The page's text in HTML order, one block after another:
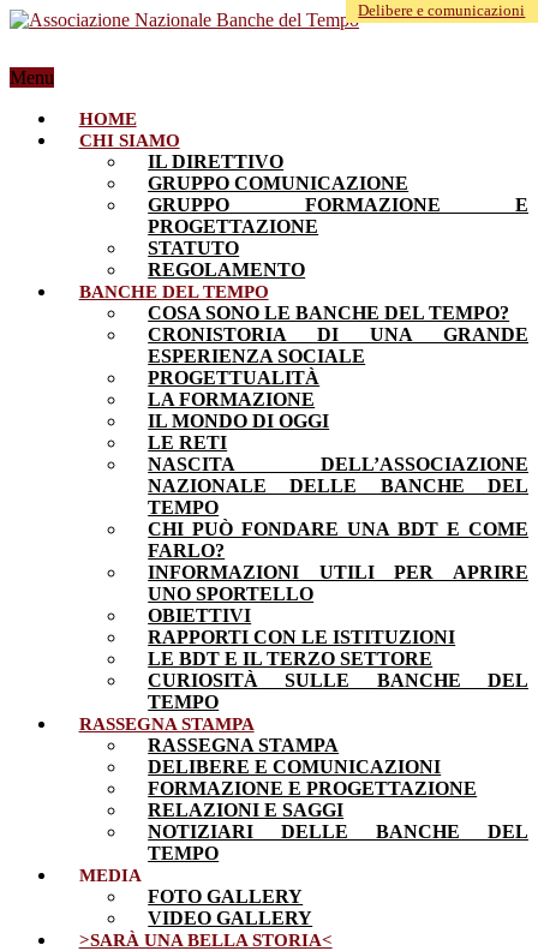
Menu
HOME
CHI SIAMO
IL DIRETTIVO
GRUPPO COMUNICAZIONE
GRUPPO FORMAZIONE E
PROGETTAZIONE
STATUTO
REGOLAMENTO
BANCHE DEL TEMPO
COSA SONO LE BANCHE DEL TEMPO?
CRONISTORIA DI UNA GRANDE
ESPERIENZA SOCIALE
PROGETTUALITÀ
LA FORMAZIONE
IL MONDO DI OGGI
LE RETI
NASCITA DELL’ASSOCIAZIONE
NAZIONALE DELLE BANCHE DEL
TEMPO
CHI PUÒ FONDARE UNA BDT E COME
FARLO?
INFORMAZIONI UTILI PER APRIRE
UNO SPORTELLO
OBIETTIVI
RAPPORTI CON LE ISTITUZIONI
LE BDT E IL TERZO SETTORE
CURIOSITÀ SULLE BANCHE DEL
TEMPO
RASSEGNA STAMPA
RASSEGNA STAMPA
DELIBERE E COMUNICAZIONI
FORMAZIONE E PROGETTAZIONE
RELAZIONI E SAGGI
NOTIZIARI DELLE BANCHE DEL
TEMPO
MEDIA
FOTO GALLERY
VIDEO GALLERY
>SARÀ UNA BELLA STORIA<
Delibere e comunicazioni